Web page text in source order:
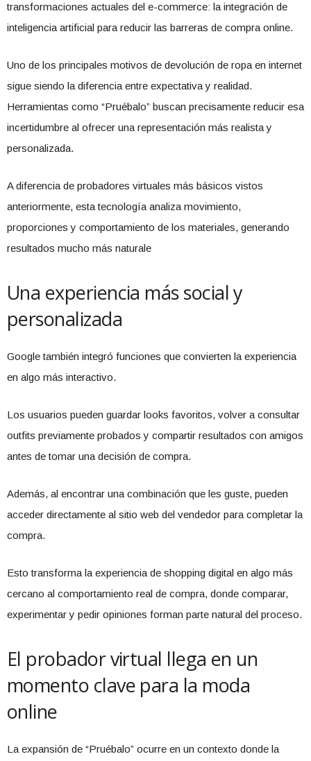
transformaciones actuales del e-commerce: la integración de
inteligencia artificial para reducir las barreras de compra online.
Uno de los principales motivos de devolución de ropa en internet
sigue siendo la diferencia entre expectativa y realidad.
Herramientas como “Pruébalo” buscan precisamente reducir esa
incertidumbre al ofrecer una representación más realista y
personalizada.
A diferencia de probadores virtuales más básicos vistos
anteriormente, esta tecnología analiza movimiento,
proporciones y comportamiento de los materiales, generando
resultados mucho más naturale
Una experiencia más social y
personalizada
Google también integró funciones que convierten la experiencia
en algo más interactivo.
Los usuarios pueden guardar looks favoritos, volver a consultar
outfits previamente probados y compartir resultados con amigos
antes de tomar una decisión de compra.
Además, al encontrar una combinación que les guste, pueden
acceder directamente al sitio web del vendedor para completar la
compra.
Esto transforma la experiencia de shopping digital en algo más
cercano al comportamiento real de compra, donde comparar,
experimentar y pedir opiniones forman parte natural del proceso.
El probador virtual llega en un
momento clave para la moda
online
La expansión de “Pruébalo” ocurre en un contexto donde la